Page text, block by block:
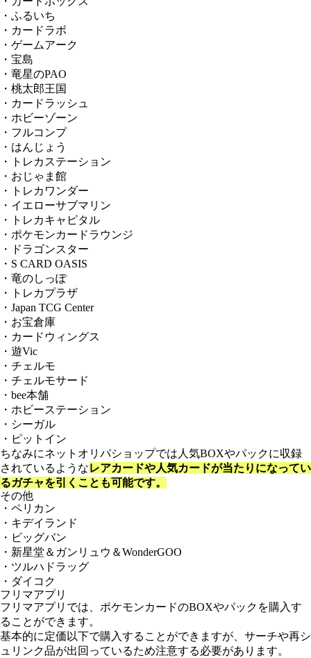
・ふるいち
・カードラボ
・ゲームアーク
・宝島
・竜星のPAO
・桃太郎王国
・カードラッシュ
・ホビーゾーン
・フルコンプ
・はんじょう
・トレカステーション
・おじゃま館
・トレカワンダー
・イエローサブマリン
・トレカキャピタル
・ポケモンカードラウンジ
・ドラゴンスター
・S CARD OASIS
・竜のしっぽ
・トレカプラザ
・Japan TCG Center
・お宝倉庫
・カードウィングス
・遊Vic
・チェルモ
・チェルモサード
・bee本舗
・ホビーステーション
・シーガル
・ピットイン
ちなみにネットオリパショップでは人気BOXやパックに収録
されているようなレアカードや人気カードが当たりになってい
るガチャを引くことも可能です。
その他
・ペリカン
・キデイランド
・ビッグバン
・新星堂＆ガンリュウ＆WonderGOO
・ツルハドラッグ
・ダイコク
フリマアプリ
フリマアプリでは、ポケモンカードのBOXやパックを購入す
ることができます。
基本的に定価以下で購入することができますが、サーチや再シ
ュリンク品が出回っているため注意する必要があります。